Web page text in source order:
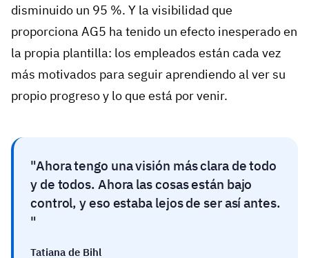
disminuido un 95 %. Y la visibilidad que
proporciona AG5 ha tenido un efecto inesperado en
la propia plantilla: los empleados están cada vez
más motivados para seguir aprendiendo al ver su
propio progreso y lo que está por venir.
Ahora tengo una visión más clara de todo
y de todos. Ahora las cosas están bajo
control, y eso estaba lejos de ser así antes.
Tatiana de Bihl